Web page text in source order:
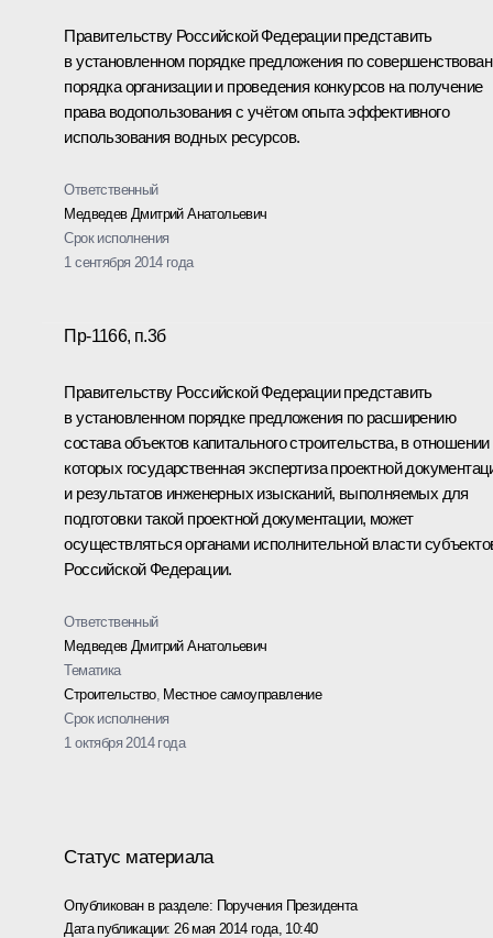
Правительству Российской Федерации представить
в установленном порядке предложения по
порядка организации и проведения конкурсов на получение
права водопользования с учётом опыта эффективного
использования водных ресурсов.
Ответственный
Медведев Дмитрий Анатольевич
Срок исполнения
1 сентября 2014 года
Пр-1166, п.3б
Правительству Российской Федерации представить
в установленном порядке предложения по расширению
состава объектов капитального строительства, в отношении
которых государственная экспертиза проектной
и результатов инженерных изысканий, выполняемых для
подготовки такой проектной документации, может
осуществляться органами исполнительной власти
Российской Федерации.
Ответственный
Медведев Дмитрий Анатольевич
Тематика
Строительство, Местное самоуправление
Срок исполнения
1 октября 2014 года
Статус материала
Опубликован в разделе: Поручения Президента
Дата публикации: 26 мая 2014 года, 10:40